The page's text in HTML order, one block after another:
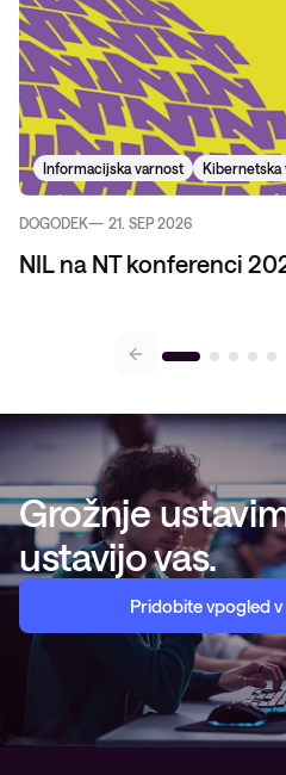
Informacijska varnost Kibernetska
DOGODEK 21. SEP 2026
NIL na NT konferenci
Grožnje
ustavijo vas.
Pridobite vpogled